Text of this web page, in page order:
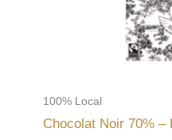
100% Local
Chocolat Noir 70% –